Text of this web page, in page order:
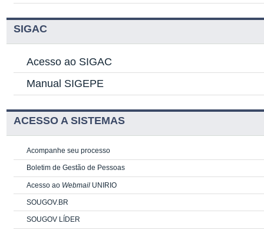
SIGAC
Acesso ao SIGAC
Manual SIGEPE
ACESSO A SISTEMAS
Acompanhe seu processo
Boletim de Gestão de Pessoas
Acesso ao Webmail UNIRIO
SOUGOV.BR
SOUGOV LÍDER